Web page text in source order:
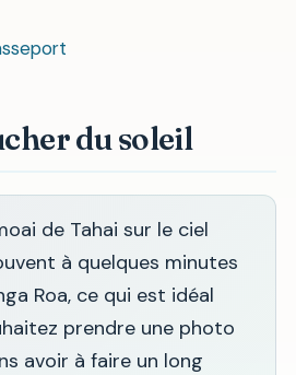
du soleil
de Tahai sur le ciel
à quelques minutes
Roa, ce qui est idéal
prendre une photo
avoir à faire un long